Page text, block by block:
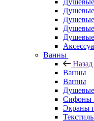
Ванны
Назад
Ванны
Ванны
Сифоны
Экраны